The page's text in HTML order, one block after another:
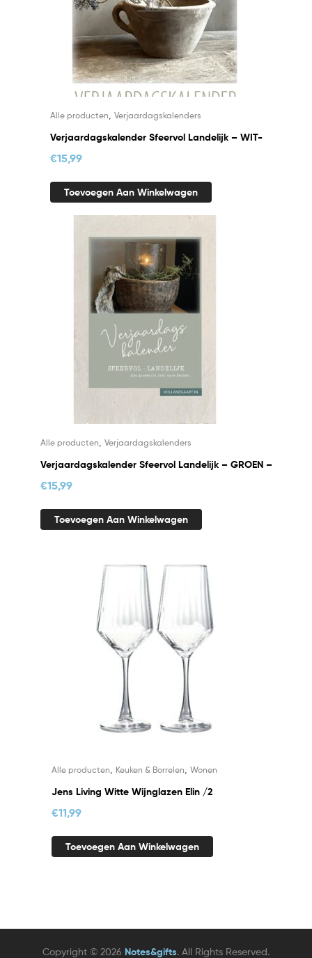
Alle producten Verjaardagskalenders
Verjaardagskalender Sfeervol Landelijk – WIT-
€15,99
Toevoegen Aan Winkelwagen
Alle producten Verjaardagskalenders
Verjaardagskalender Sfeervol Landelijk – GROEN –
€15,99
Toevoegen Aan Winkelwagen
Alle producten Keuken & Borrelen Wonen
Jens Living Witte Wijnglazen Elin /2
€11,99
Toevoegen Aan Winkelwagen
Copyright © 2026 Notes&gifts. All Rights Reserved.